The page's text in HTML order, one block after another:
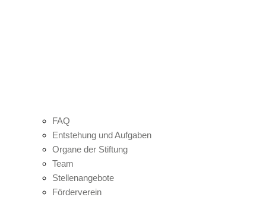
FAQ
Entstehung und Aufgaben
Organe der Stiftung
Team
Stellenangebote
Förderverein